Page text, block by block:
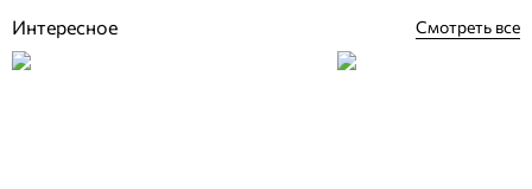
Интересное Смотреть все